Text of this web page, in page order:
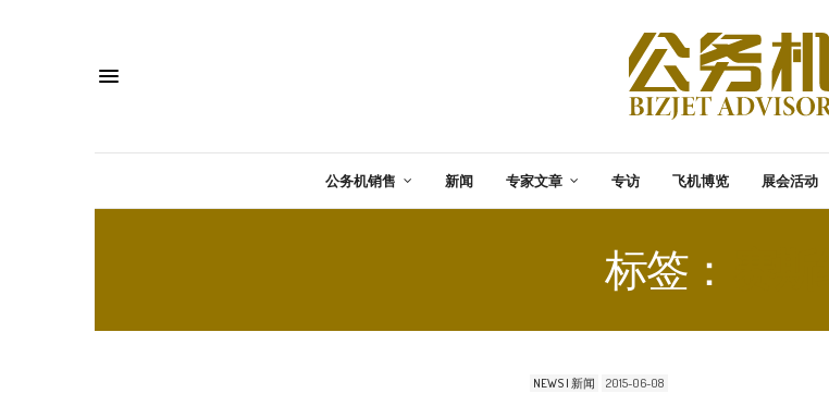
公务机销售 新闻 专家文章 专访 飞机博览 展会活动
标签：
NEWS | 新闻 2015-06-08